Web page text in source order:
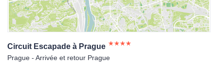
Circuit Escapade à Prague
Prague - Arrivée et retour Prague